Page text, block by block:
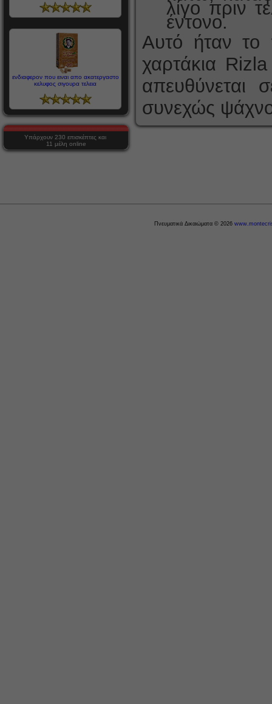
ενδιαφερον που ειναι απο ακατεργαστο
κελυφος σιγουρα τελεια
Υπάρχουν 230 επισκέπτες και
11 μέλη online
λίγο πριν
έντονο.
Αυτό ήταν το
χαρτάκια
απευθύνεται
συνεχώς
Πνευματικά Δικαιώματα © 2026